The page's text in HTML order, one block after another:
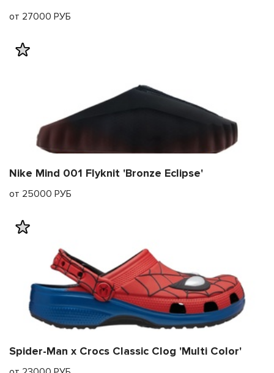
от 27000 РУБ
Nike Mind 001 Flyknit 'Bronze Eclipse'
от 25000 РУБ
Spider-Man x Crocs Classic Clog 'Multi Color'